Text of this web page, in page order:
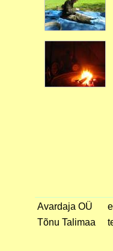
Avardaja OÜ
Tõnu Talimaa